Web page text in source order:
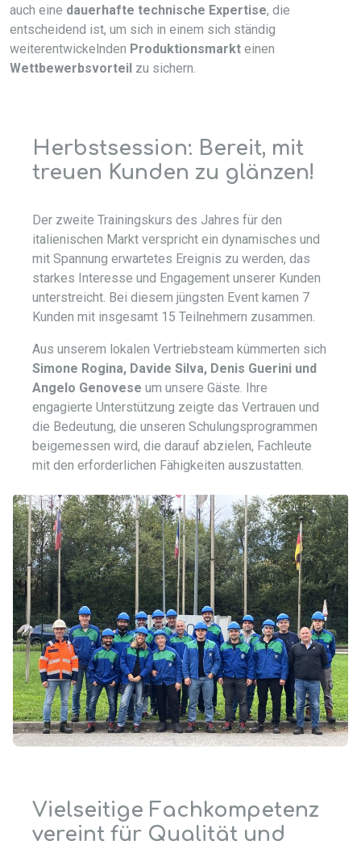
auch eine dauerhafte technische Expertise, die
entscheidend ist, um sich in einem sich ständig
weiterentwickelnden Produktionsmarkt einen
Wettbewerbsvorteil zu sichern.
Herbstsession: Bereit, mit
treuen Kunden zu glänzen!
Der zweite Trainingskurs des Jahres für den
italienischen Markt verspricht ein dynamisches und
mit Spannung erwartetes Ereignis zu werden, das
starkes Interesse und Engagement unserer Kunden
unterstreicht. Bei diesem jüngsten Event kamen 7
Kunden mit insgesamt 15 Teilnehmern zusammen.
Aus unserem lokalen Vertriebsteam kümmerten sich
Simone Rogina, Davide Silva, Denis Guerini und
Angelo Genovese um unsere Gäste. Ihre
engagierte Unterstützung zeigte das Vertrauen und
die Bedeutung, die unseren Schulungsprogrammen
beigemessen wird, die darauf abzielen, Fachleute
mit den erforderlichen Fähigkeiten auszustatten.
Vielseitige Fachkompetenz
vereint für Qualität und